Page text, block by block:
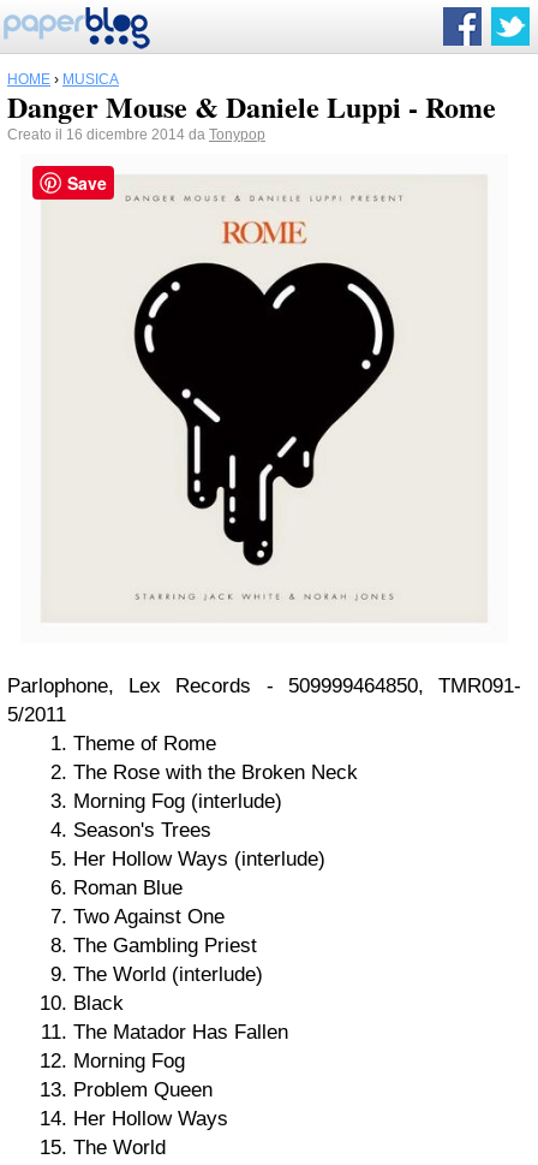
HOME › MUSICA
Danger Mouse & Daniele Luppi - Rome
Creato il 16 dicembre 2014 da Tonypop
Parlophone, Lex Records - 509999464850, TMR091-
5/2011
Theme of Rome
The Rose with the Broken Neck
Morning Fog (interlude)
Season's Trees
Her Hollow Ways (interlude)
Roman Blue
Two Against One
The Gambling Priest
The World (interlude)
Black
The Matador Has Fallen
Morning Fog
Problem Queen
Her Hollow Ways
The World
Save